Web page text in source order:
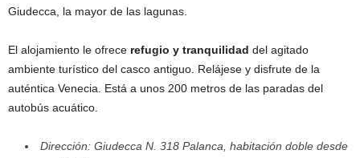
Giudecca, la mayor de las lagunas.
El alojamiento le ofrece refugio y tranquilidad del agitado
ambiente turístico del casco antiguo. Relájese y disfrute de la
auténtica Venecia. Está a unos 200 metros de las paradas del
autobús acuático.
Dirección: Giudecca N. 318 Palanca, habitación doble desde